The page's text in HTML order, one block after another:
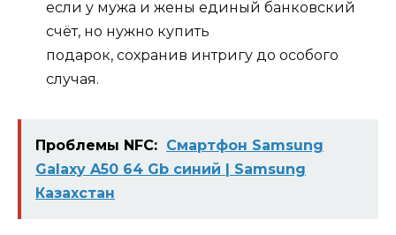
если у мужа и жены единый банковский
счёт, но нужно купить
подарок, сохранив интригу до особого
случая.
Проблемы NFC: Смартфон Samsung
Galaxy A50 64 Gb синий | Samsung
Казахстан